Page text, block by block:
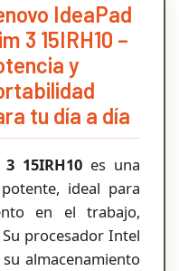
IdeaPad
3 15IRH10 –
y
tu día a día
15IRH10 es una
ideal para
en el trabajo,
procesador Intel
almacenamiento